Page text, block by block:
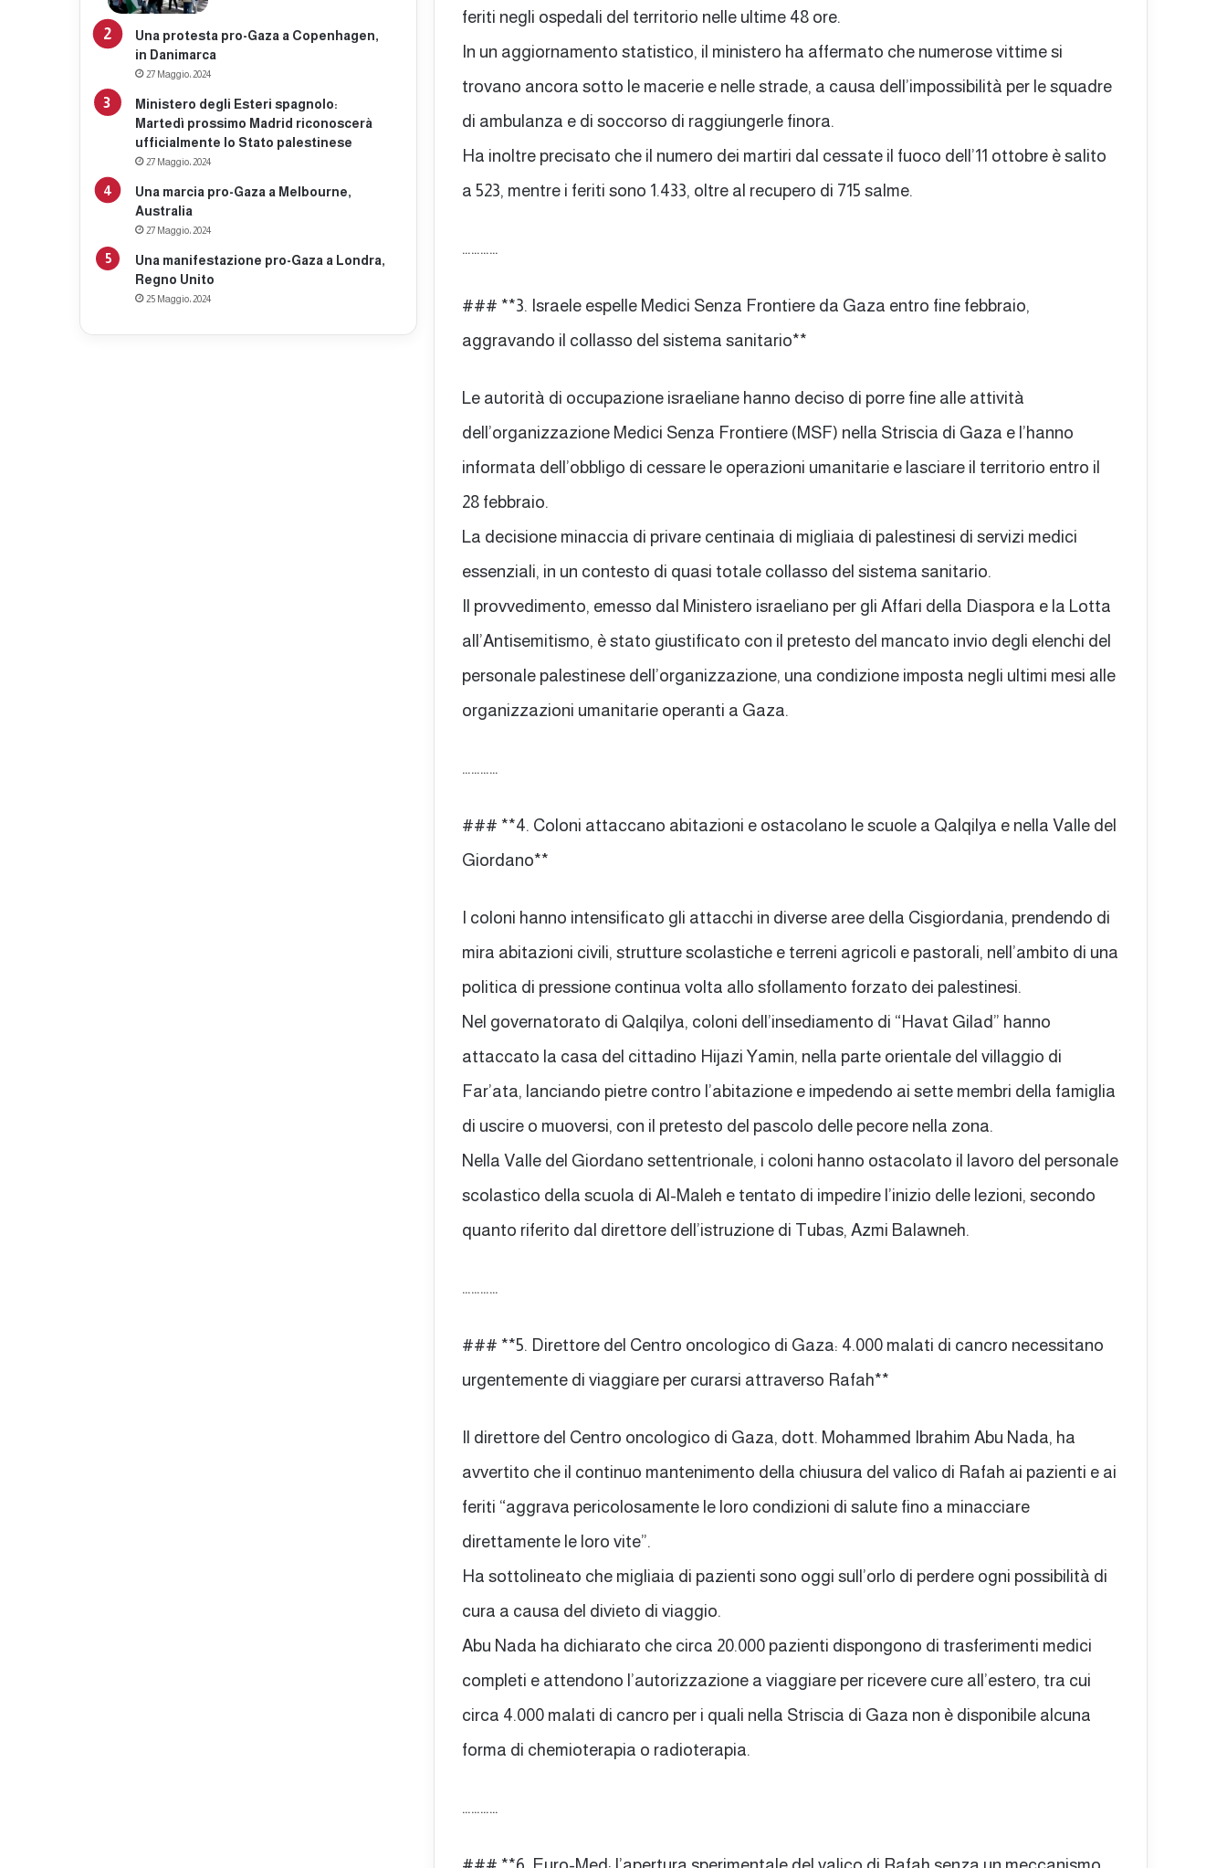
feriti negli ospedali del territorio nelle ultime 48 ore.
In un aggiornamento statistico, il ministero ha affermato che numerose vittime si
trovano ancora sotto le macerie e nelle strade, a causa dell’impossibilità per le squadre
di ambulanza e di soccorso di raggiungerle finora.
Ha inoltre precisato che il numero dei martiri dal cessate il fuoco dell’11 ottobre è salito
a 523, mentre i feriti sono 1.433, oltre al recupero di 715 salme.
…………
### **3. Israele espelle Medici Senza Frontiere da Gaza entro fine febbraio,
aggravando il collasso del sistema sanitario**
Le autorità di occupazione israeliane hanno deciso di porre fine alle attività
dell’organizzazione Medici Senza Frontiere (MSF) nella Striscia di Gaza e l’hanno
informata dell’obbligo di cessare le operazioni umanitarie e lasciare il territorio entro il
28 febbraio.
La decisione minaccia di privare centinaia di migliaia di palestinesi di servizi medici
essenziali, in un contesto di quasi totale collasso del sistema sanitario.
Il provvedimento, emesso dal Ministero israeliano per gli Affari della Diaspora e la Lotta
all’Antisemitismo, è stato giustificato con il pretesto del mancato invio degli elenchi del
personale palestinese dell’organizzazione, una condizione imposta negli ultimi mesi alle
organizzazioni umanitarie operanti a Gaza.
…………
### **4. Coloni attaccano abitazioni e ostacolano le scuole a Qalqilya e nella Valle del
Giordano**
I coloni hanno intensificato gli attacchi in diverse aree della Cisgiordania, prendendo di
mira abitazioni civili, strutture scolastiche e terreni agricoli e pastorali, nell’ambito di una
politica di pressione continua volta allo sfollamento forzato dei palestinesi.
Nel governatorato di Qalqilya, coloni dell’insediamento di “Havat Gilad” hanno
attaccato la casa del cittadino Hijazi Yamin, nella parte orientale del villaggio di
Far’ata, lanciando pietre contro l’abitazione e impedendo ai sette membri della famiglia
di uscire o muoversi, con il pretesto del pascolo delle pecore nella zona.
Nella Valle del Giordano settentrionale, i coloni hanno ostacolato il lavoro del personale
scolastico della scuola di Al-Maleh e tentato di impedire l’inizio delle lezioni, secondo
quanto riferito dal direttore dell’istruzione di Tubas, Azmi Balawneh.
…………
### **5. Direttore del Centro oncologico di Gaza: 4.000 malati di cancro necessitano
urgentemente di viaggiare per curarsi attraverso Rafah**
Il direttore del Centro oncologico di Gaza, dott. Mohammed Ibrahim Abu Nada, ha
avvertito che il continuo mantenimento della chiusura del valico di Rafah ai pazienti e ai
feriti “aggrava pericolosamente le loro condizioni di salute fino a minacciare
direttamente le loro vite”.
Ha sottolineato che migliaia di pazienti sono oggi sull’orlo di perdere ogni possibilità di
cura a causa del divieto di viaggio.
Abu Nada ha dichiarato che circa 20.000 pazienti dispongono di trasferimenti medici
completi e attendono l’autorizzazione a viaggiare per ricevere cure all’estero, tra cui
circa 4.000 malati di cancro per i quali nella Striscia di Gaza non è disponibile alcuna
forma di chemioterapia o radioterapia.
…………
Una protesta pro-Gaza a Copenhagen,
in Danimarca
27 Maggio، 2024
Ministero degli Esteri spagnolo:
Martedì prossimo Madrid riconoscerà
ufficialmente lo Stato palestinese
27 Maggio، 2024
Una marcia pro-Gaza a Melbourne,
Australia
27 Maggio، 2024
Una manifestazione pro-Gaza a Londra,
Regno Unito
25 Maggio، 2024